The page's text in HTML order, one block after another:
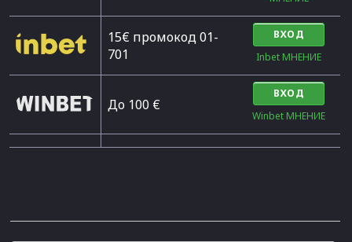
15€ промокод 01-
701
ВХОД
Inbet МНЕНИЕ
До 100 €
ВХОД
Winbet МНЕНИЕ